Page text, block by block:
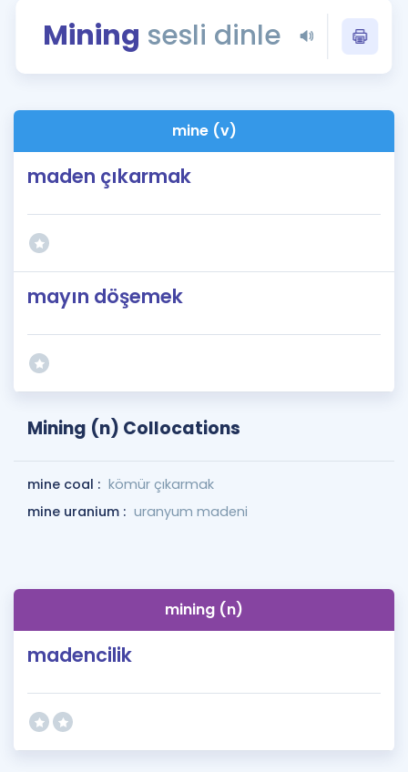
Rehberlik Aracı
Blog
İngilizce Gramer
Mining sesli dinle
mine (v)
maden çıkarmak
mayın döşemek
Mining (n) Collocations
mine coal : kömür çıkarmak
mine uranium : uranyum madeni
mining (n)
madencilik